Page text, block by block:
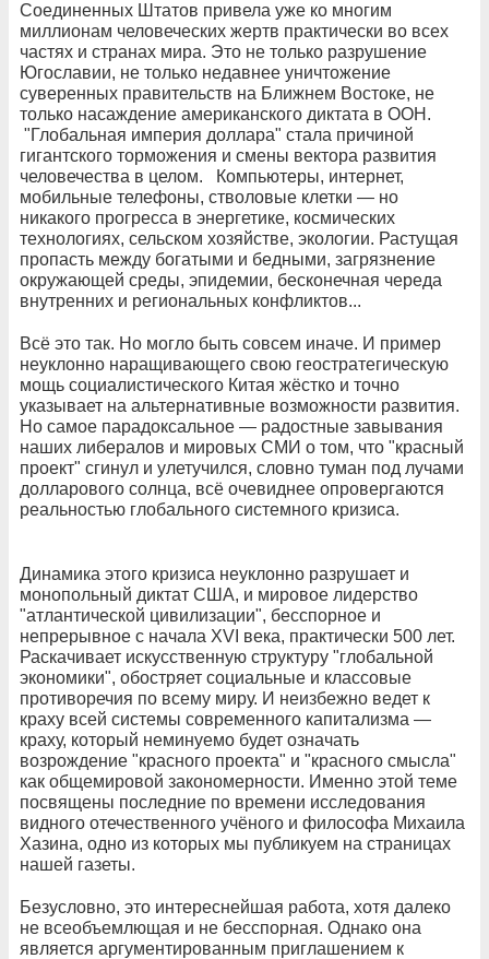
Соединенных Штатов привела уже ко многим
миллионам человеческих жертв практически во всех
частях и странах мира. Это не только разрушение
Югославии, не только недавнее уничтожение
суверенных правительств на Ближнем Востоке, не
только насаждение американского диктата в ООН.
"Глобальная империя доллара" стала причиной
гигантского торможения и смены вектора развития
человечества в целом. Компьютеры, интернет,
мобильные телефоны, стволовые клетки — но
никакого прогресса в энергетике, космических
технологиях, сельском хозяйстве, экологии. Растущая
пропасть между богатыми и бедными, загрязнение
окружающей среды, эпидемии, бесконечная череда
внутренних и региональных конфликтов...
Всё это так. Но могло быть совсем иначе. И пример
неуклонно наращивающего свою геостратегическую
мощь социалистического Китая жёстко и точно
указывает на альтернативные возможности развития.
Но самое парадоксальное — радостные завывания
наших либералов и мировых СМИ о том, что "красный
проект" сгинул и улетучился, словно туман под лучами
долларового солнца, всё очевиднее опровергаются
реальностью глобального системного кризиса.
Динамика этого кризиса неуклонно разрушает и
монопольный диктат США, и мировое лидерство
"атлантической цивилизации", бесспорное и
непрерывное с начала XVI века, практически 500 лет.
Раскачивает искусственную структуру "глобальной
экономики", обостряет социальные и классовые
противоречия по всему миру. И неизбежно ведет к
краху всей системы современного капитализма —
краху, который неминуемо будет означать
возрождение "красного проекта" и "красного смысла"
как общемировой закономерности. Именно этой теме
посвящены последние по времени исследования
видного отечественного учёного и философа Михаила
Хазина, одно из которых мы публикуем на страницах
нашей газеты.
Безусловно, это интереснейшая работа, хотя далеко
не всеобъемлющая и не бесспорная. Однако она
является аргументированным приглашением к